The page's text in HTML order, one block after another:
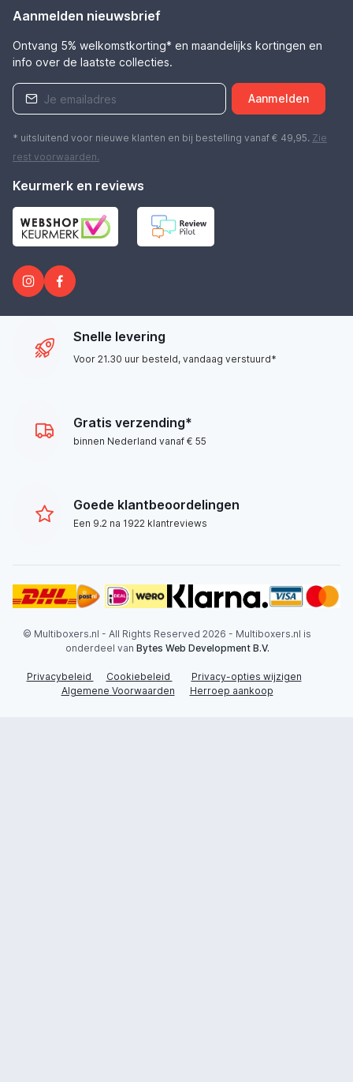
Aanmelden nieuwsbrief
Ontvang 5% welkomstkorting* en maandelijks kortingen en
info over de laatste collecties.
Aanmelden
* uitsluitend voor nieuwe klanten en bij bestelling vanaf € 49,95. Zie
rest voorwaarden.
Keurmerk en reviews
Snelle levering
Voor 21.30 uur besteld, vandaag verstuurd*
Gratis verzending*
binnen Nederland vanaf € 55
Goede klantbeoordelingen
Een 9.2 na 1922 klantreviews
© Multiboxers.nl - All Rights Reserved 2026 - Multiboxers.nl is
onderdeel van Bytes Web Development B.V.
Privacybeleid Cookiebeleid
Privacy-opties wijzigen
Algemene Voorwaarden
Herroep aankoop